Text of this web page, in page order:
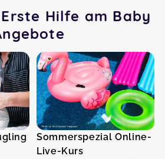
Hilfe am Baby
Sommerspezial Online-
Live-Kurs